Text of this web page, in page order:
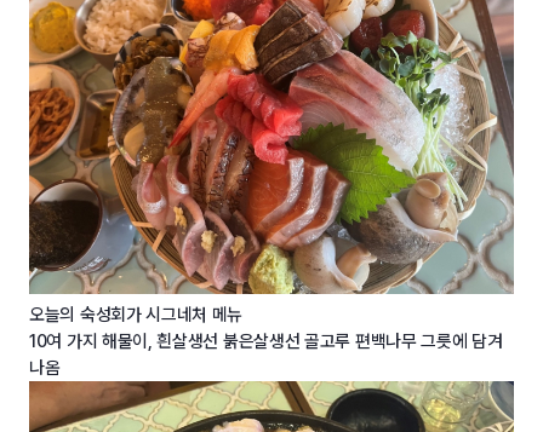
오늘의 숙성회가 시그네처 메뉴
10여 가지 해물이, 흰살생선 붉은살생선 골고루 편백나무 그릇에 담겨
나옴